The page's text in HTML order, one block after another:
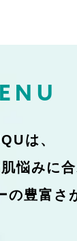
は、
悩みに合
の豊富さ